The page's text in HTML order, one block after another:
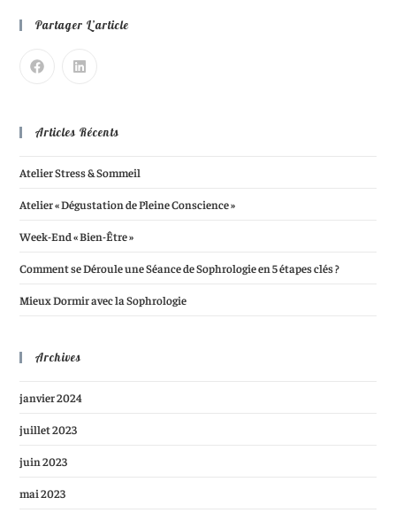
Partager L’article
Articles Récents
Atelier Stress & Sommeil
Atelier « Dégustation de Pleine Conscience »
Week-End « Bien-Être »
Comment se Déroule une Séance de Sophrologie en 5 étapes clés ?
Mieux Dormir avec la Sophrologie
Archives
janvier 2024
juillet 2023
juin 2023
mai 2023